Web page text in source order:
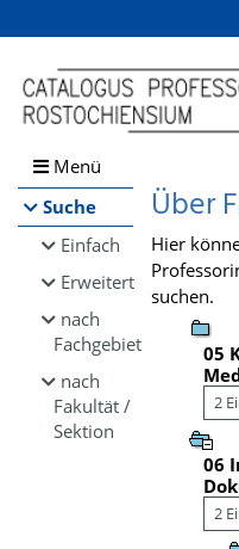
Browsen
direkt zum Inhalt
Menü
Suche
Einfach
Erweitert
nach
Fachgebiet
nach
Fakultät /
Sektion
Über
Hier
suchen.
05
2
06
2